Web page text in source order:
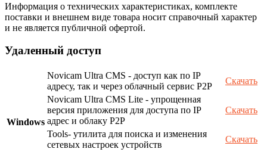
Информация о технических характеристиках, комплекте
поставки и внешнем виде товара носит справочный характер
и не является публичной офертой.
Удаленный доступ
Windows
Novicam Ultra CMS - доступ как по IP
адресу, так и через облачный сервис P2P
Скачать
Novicam Ultra CMS Lite - упрощенная
версия приложения для доступа по IP
адрес и облаку P2P
Скачать
Tools- утилита для поиска и изменения
сетевых настроек устройств
Скачать